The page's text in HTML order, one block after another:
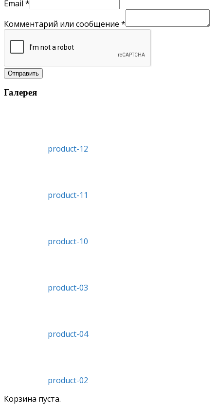
Email *
Комментарий или сообщение *
Отправить
Галерея
product-12
product-11
product-10
product-03
product-04
product-02
Корзина пуста.